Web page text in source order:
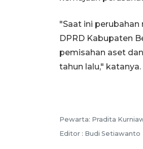
"Saat ini
DPRD Kabupaten
pemisahan aset
tahun lalu," katanya.
Pewarta: Pradita
Editor : Budi Setiawanto